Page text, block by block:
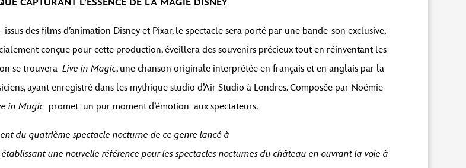
CAPTURANT L’ESSENCE DE LA MAGIE DISNEY
des films d’animation Disney et Pixar, le spectacle sera porté par une bande-son exclusive,
conçue pour cette production, éveillera des souvenirs précieux tout en réinventant les
se trouvera Live in Magic, une chanson originale interprétée en français et en anglais par la
ayant enregistré dans les mythique studio d’Air Studio à Londres. Composée par Noémie
in Magic promet un pur moment d’émotion aux spectateurs.
du quatrième spectacle nocturne de ce genre lancé à
une nouvelle référence pour les spectacles nocturnes du château en ouvrant la voie à